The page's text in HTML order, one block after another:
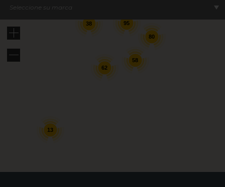
Seleccione su marca
95
58
62
13
80
38